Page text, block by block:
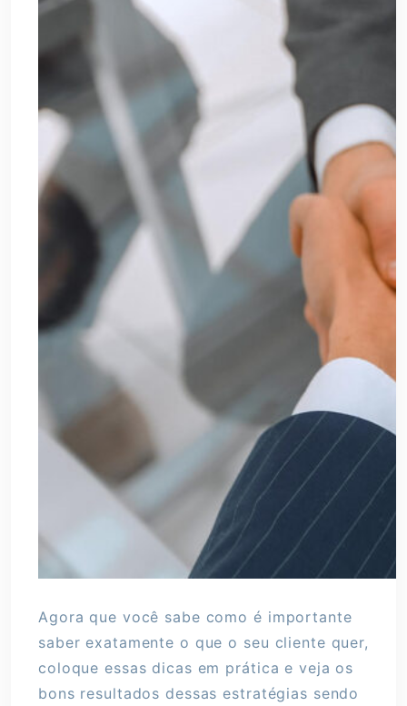
Agora que você sabe como é importante
saber exatamente o que o seu cliente quer,
coloque essas dicas em prática e veja os
bons resultados dessas estratégias sendo